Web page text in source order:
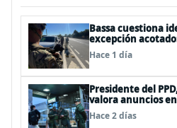
Bassa cuestiona
excepción
policías”
Hace 1 día
Presidente del
valora anuncios
advierte ausencia
secreto bancario
Hace 2 días